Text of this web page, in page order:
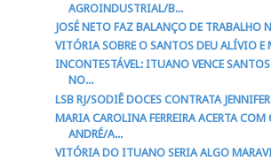
AGROINDUSTRIAL/B...
JOSÉ NETO FAZ BALANÇO DE TRABALHO
VITÓRIA SOBRE O SANTOS DEU ALÍVIO E
INCONTESTÁVEL: ITUANO VENCE
NO...
LSB RJ/SODIÊ DOCES CONTRATA
MARIA CAROLINA FERREIRA ACERTA
ANDRÉ/A...
VITÓRIA DO ITUANO SERIA ALGO